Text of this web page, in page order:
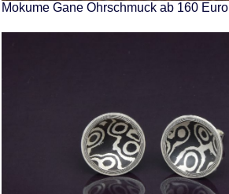
Mokume Gane Ohrschmuck ab 160 Euro